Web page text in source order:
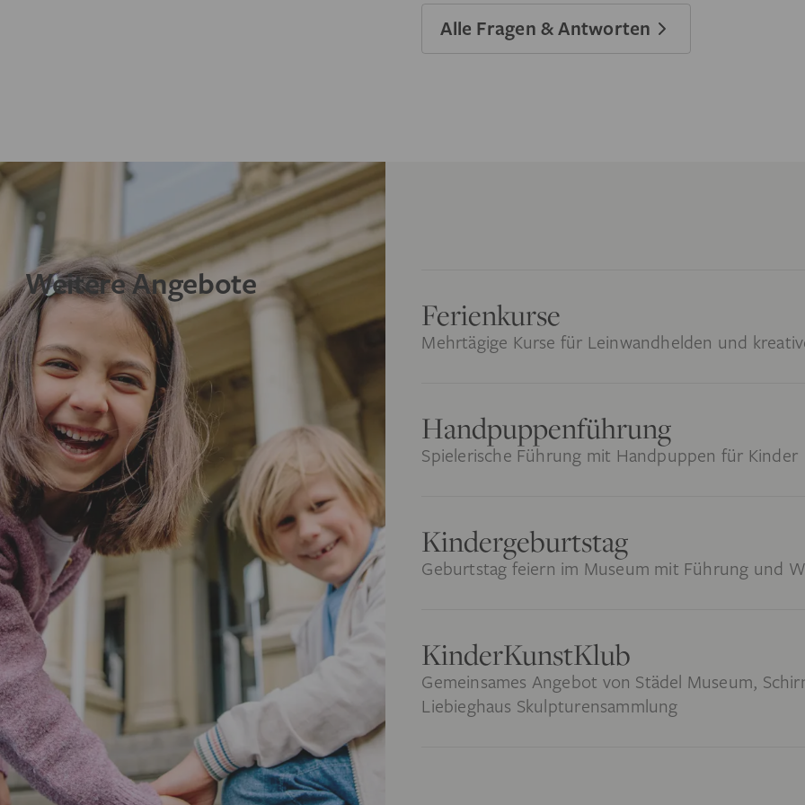
Alle Fragen & Antworten
Weitere Angebote
Ferienkurse
Mehrtägige Kurse für Leinwandhelden und
Handpuppenführung
Spielerische Führung mit Handpuppen für Kinder
Kindergeburtstag
Geburtstag feiern im Museum mit Führung und
KinderKunstKlub
Gemeinsames Angebot von Städel Museum,
Liebieghaus Skulpturensammlung